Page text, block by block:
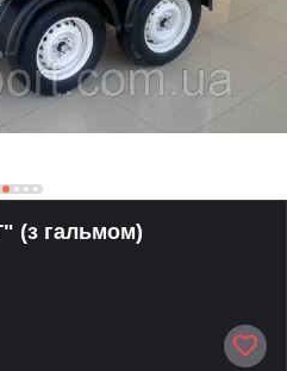
(з гальмом)